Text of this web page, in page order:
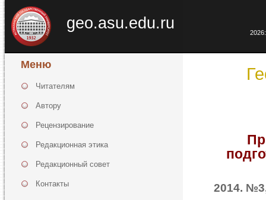
geo.asu.edu.ru
Меню
Читателям
Автору
Рецензирование
Редакционная этика
Редакционный совет
Контакты 2014.